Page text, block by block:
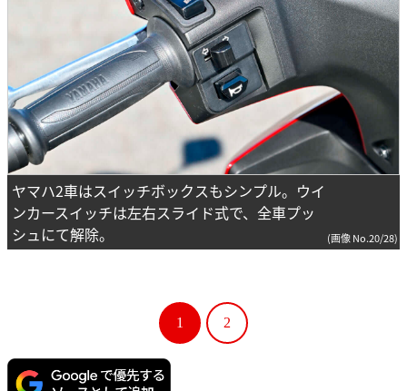
ヤマハ2車はスイッチボックスもシンプル。ウイ
ンカースイッチは左右スライド式で、全車プッ
シュにて解除。
(画像 No.20/28)
1 2